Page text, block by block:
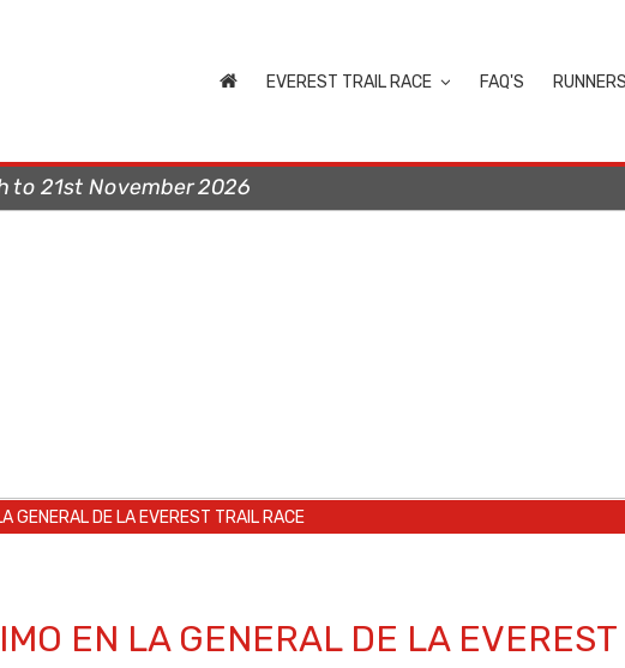
EVEREST TRAIL RACE FAQ'S RUNNERS
to 21st November 2026
GENERAL DE LA EVEREST TRAIL RACE
EN LA GENERAL DE LA EVEREST